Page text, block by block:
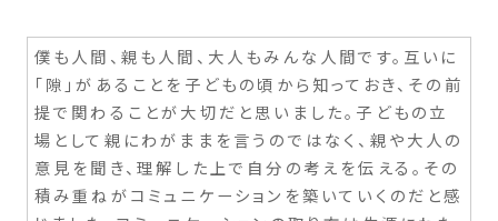
僕も人間、親も人間、大人もみんな人間です。互いに
「隙」があることを子どもの頃から知っておき、その前
提で関わることが大切だと思いました。子どもの立
場として親にわがままを言うのではなく、親や大人の
意見を聞き、理解した上で自分の考えを伝える。その
積み重ねがコミュニケーションを築いていくのだと感